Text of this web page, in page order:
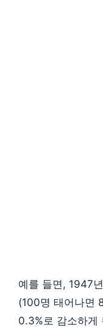
예를 들면, 1947
(100명 태어나면
0.3%로 감소하게